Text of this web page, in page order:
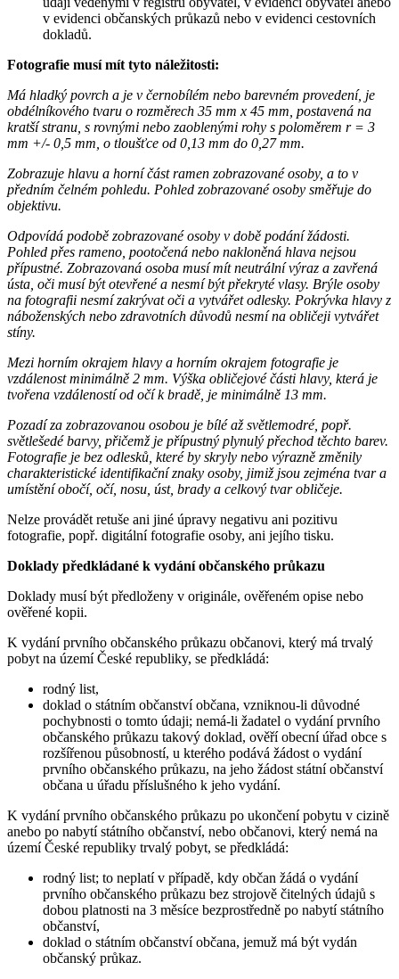
v evidenci občanských průkazů nebo v evidenci cestovních
dokladů.
Fotografie musí mít tyto náležitosti:
Má hladký povrch a je v černobílém nebo barevném provedení, je
obdélníkového tvaru o rozměrech 35 mm x 45 mm, postavená na
kratší stranu, s rovnými nebo zaoblenými rohy s poloměrem r = 3
mm +/- 0,5 mm, o tloušťce od 0,13 mm do 0,27 mm.
Zobrazuje hlavu a horní část ramen zobrazované osoby, a to v
předním čelném pohledu. Pohled zobrazované osoby směřuje do
objektivu.
Odpovídá podobě zobrazované osoby v době podání žádosti.
Pohled přes rameno, pootočená nebo nakloněná hlava nejsou
přípustné. Zobrazovaná osoba musí mít neutrální výraz a zavřená
ústa, oči musí být otevřené a nesmí být překryté vlasy. Brýle osoby
na fotografii nesmí zakrývat oči a vytvářet odlesky. Pokrývka hlavy z
náboženských nebo zdravotních důvodů nesmí na obličeji vytvářet
stíny.
Mezi horním okrajem hlavy a horním okrajem fotografie je
vzdálenost minimálně 2 mm. Výška obličejové části hlavy, která je
tvořena vzdáleností od očí k bradě, je minimálně 13 mm.
Pozadí za zobrazovanou osobou je bílé až světlemodré, popř.
světlešedé barvy, přičemž je přípustný plynulý přechod těchto barev.
Fotografie je bez odlesků, které by skryly nebo výrazně změnily
charakteristické identifikační znaky osoby, jimiž jsou zejména tvar a
umístění obočí, očí, nosu, úst, brady a celkový tvar obličeje.
Nelze provádět retuše ani jiné úpravy negativu ani pozitivu
fotografie, popř. digitální fotografie osoby, ani jejího tisku.
Doklady předkládané k vydání občanského průkazu
Doklady musí být předloženy v originále, ověřeném opise nebo
ověřené kopii.
K vydání prvního občanského průkazu občanovi, který má trvalý
pobyt na území České republiky, se předkládá:
rodný list,
doklad o státním občanství občana, vzniknou-li důvodné
pochybnosti o tomto údaji; nemá-li žadatel o vydání prvního
občanského průkazu takový doklad, ověří obecní úřad obce s
rozšířenou působností, u kterého podává žádost o vydání
prvního občanského průkazu, na jeho žádost státní občanství
občana u úřadu příslušného k jeho vydání.
K vydání prvního občanského průkazu po ukončení pobytu v cizině
anebo po nabytí státního občanství, nebo občanovi, který nemá na
území České republiky trvalý pobyt, se předkládá:
rodný list; to neplatí v případě, kdy občan žádá o vydání
prvního občanského průkazu bez strojově čitelných údajů s
dobou platnosti na 3 měsíce bezprostředně po nabytí státního
občanství,
doklad o státním občanství občana, jemuž má být vydán
občanský průkaz.